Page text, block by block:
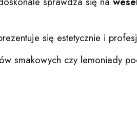
się estetycznie i
smakowych czy lemoniady